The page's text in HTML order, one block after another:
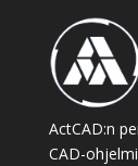
ActCAD:n
CAD-